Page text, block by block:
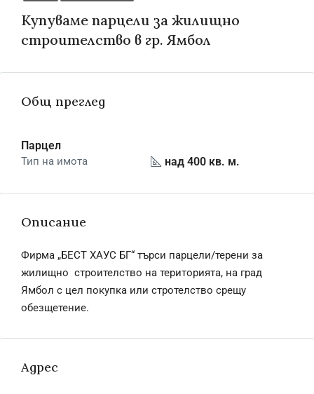
Купуваме парцели за жилищно
строителство в гр. Ямбол
Общ преглед
Парцел
Тип на имота над 400 кв. м.
Описание
Фирма „БЕСТ ХАУС БГ“ търси парцели/терени за
жилищно строителство на територията, на град
Ямбол с цел покупка или стротелство срещу
обезщетение.
Адрес